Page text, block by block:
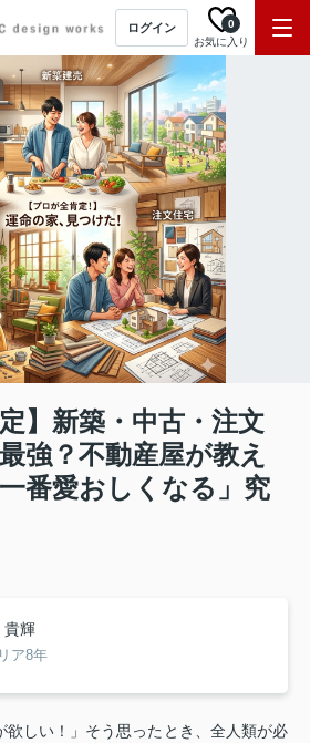
ログイン
お気に入り
0
】新築・中古・注文
強？不動産屋が教え
番愛おしくなる」究
貴輝
ア8年
欲しい！」そう思ったとき、全人類が必